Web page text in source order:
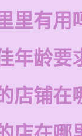
里有用
年龄要
店铺在